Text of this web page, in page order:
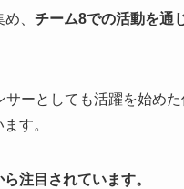
、 チーム8での活動を通
サーとしても活躍を始めた
す。
注目されています。